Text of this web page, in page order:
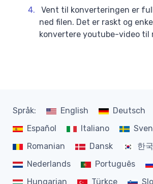
Vent til konverteringen er
ned filen. Det er raskt og
konvertere youtube-video til
Språk: English Deutsch
Español
Italiano
Romanian
Dansk 한
Nederlands
Português
Hungarian
Türkçe